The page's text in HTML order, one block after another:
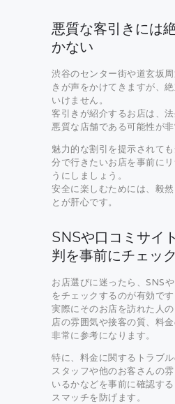
悪質な客引きには
かない
渋谷のセンター街や道玄坂
きが声をかけてきますが、
いけません。
客引きが紹介するお店は、
悪質な店舗である可能性が非
魅力的な割引を提示されて
分で行きたいお店を事前に
うにしましょう。
安全に楽しむためには、毅
とが肝心です。
SNSや口コミサイ
判を事前にチェッ
お店選びに迷ったら、SNS
をチェックするのが有効です
実際にそのお店を訪れた人
店の雰囲気や接客の質、料
非常に参考になります。
特に、料金に関するトラブル
スタッフや他のお客さんの
いるかなどを事前に確認す
スマッチを防げます。